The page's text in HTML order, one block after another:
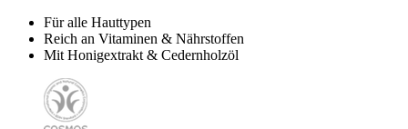
Für alle Hauttypen
Reich an Vitaminen & Nährstoffen
Mit Honigextrakt & Cedernholzöl